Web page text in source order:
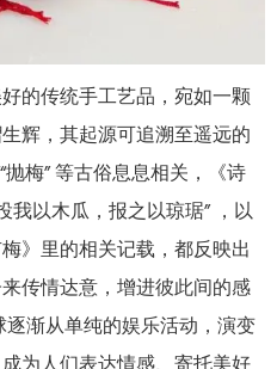
的传统手工艺品，宛如一颗
辉，其起源可追溯至遥远的
抛梅” 等古俗息息相关，《诗
我以木瓜，报之以琼琚” ，以
》里的相关记载，都反映出
传情达意，增进彼此间的感
渐从单纯的娱乐活动，演变